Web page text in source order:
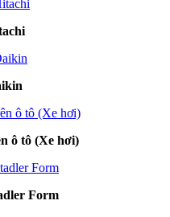
ô tô (Xe hơi)
Form